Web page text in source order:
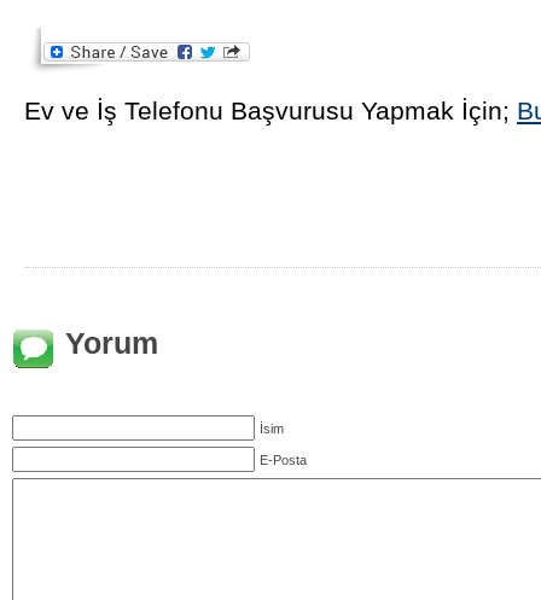
Ev ve İş Telefonu Başvurusu Yapmak İçin;
Yorum
İsim
E-Posta